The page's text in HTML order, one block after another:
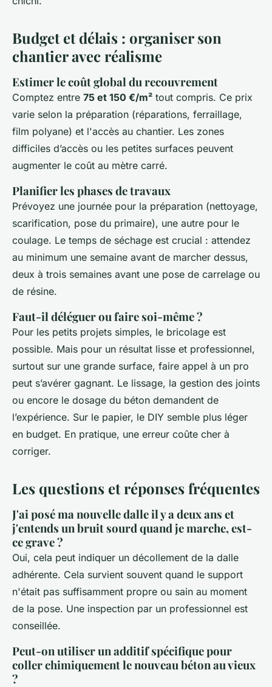
Budget et délais : organiser son
chantier avec réalisme
Estimer le coût global du recouvrement
Comptez entre 75 et 150 €/m² tout compris. Ce prix
varie selon la préparation (réparations, ferraillage,
film polyane) et l'accès au chantier. Les zones
difficiles d’accès ou les petites surfaces peuvent
augmenter le coût au mètre carré.
Planifier les phases de travaux
Prévoyez une journée pour la préparation (nettoyage,
scarification, pose du primaire), une autre pour le
coulage. Le temps de séchage est crucial : attendez
au minimum une semaine avant de marcher dessus,
deux à trois semaines avant une pose de carrelage ou
de résine.
Faut-il déléguer ou faire soi-même ?
Pour les petits projets simples, le bricolage est
possible. Mais pour un résultat lisse et professionnel,
surtout sur une grande surface, faire appel à un pro
peut s’avérer gagnant. Le lissage, la gestion des joints
ou encore le dosage du béton demandent de
l’expérience. Sur le papier, le DIY semble plus léger
en budget. En pratique, une erreur coûte cher à
corriger.
Les questions et réponses fréquentes
J'ai posé ma nouvelle dalle il y a deux ans et
j'entends un bruit sourd quand je marche, est-
ce grave ?
Oui, cela peut indiquer un décollement de la dalle
adhérente. Cela survient souvent quand le support
n'était pas suffisamment propre ou sain au moment
de la pose. Une inspection par un professionnel est
conseillée.
Peut-on utiliser un additif spécifique pour
coller chimiquement le nouveau béton au vieux
?